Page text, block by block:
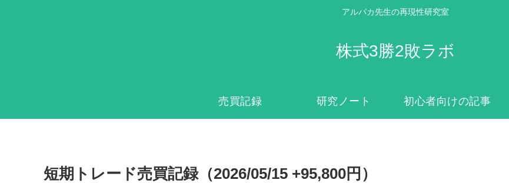
アルパカ先生の再現性研究室
株式3勝2敗ラボ
売買記録 研究ノート 初心者向けの記事
短期トレード売買記録（2026/05/15 +95,800円）